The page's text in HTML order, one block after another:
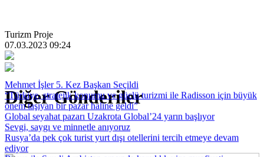
Turizm Proje
07.03.2023 09:24
Diğer Gönderiler
Mehmet İşler 5. Kez Başkan Seçildi
“Türkiye, stratejik konumu ve güçlü turizmi ile Radisson için büyük
önem taşıyan bir pazar haline geldi”
Global seyahat pazarı Uzakrota Global’24 yarın başlıyor
Sevgi, saygı ve minnetle anıyoruz
Rusya’da pek çok turist yurt dışı otellerini tercih etmeye devam
ediyor